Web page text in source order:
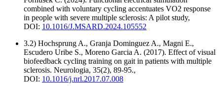
combined with voluntary cycling accentuates VO2 response
in people with severe multiple sclerosis: A pilot study,
DOI: 10.1016/J.MSARD.2024.105552
3.2) Hochsprung A., Granja Dominguez A., Magni E.,
Escudero Uribe S., Moreno Garcia A. (2017). Effect of visual
biofeedback cycling training on gait in patients with multiple
sclerosis. Neurologia, 35(2), 89-95.,
DOI: 10.1016/j.nrl.2017.07.008